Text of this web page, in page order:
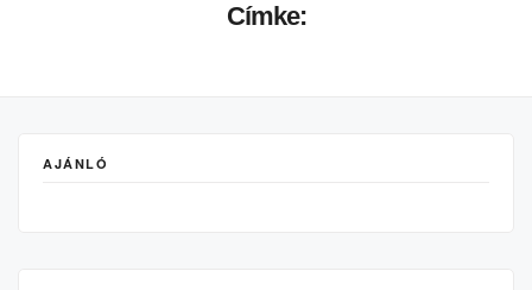
Címke:
AJÁNLÓ